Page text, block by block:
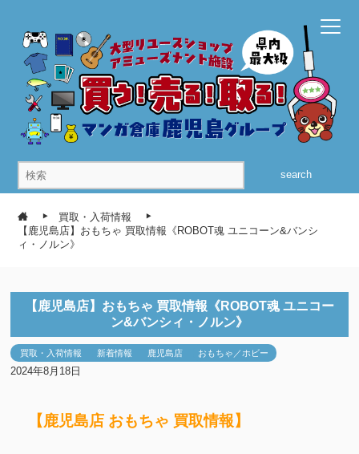
search
買取・入荷情報
【鹿児島店】おもちゃ 買取情報《ROBOT魂 ユニコーン&バンシ
ィ・ノルン》
【鹿児島店】おもちゃ 買取情報《ROBOT魂 ユニコー
ン&バンシィ・ノルン》
買取・入荷情報 新着情報 鹿児島店 おもちゃ／ホビー
2024年8月18日
【鹿児島店 おもちゃ 買取情報】